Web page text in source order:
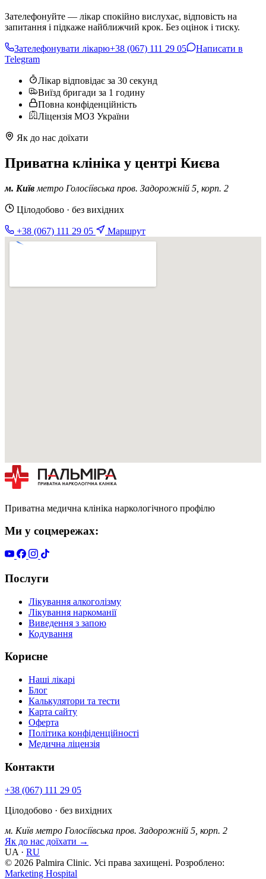
Зателефонуйте — лікар спокійно вислухає, відповість на
запитання і підкаже найближчий крок. Без оцінок і тиску.
Зателефонувати лікарю+38 (067) 111 29 05
Написати в
Telegram
Лікар відповідає за 30 секунд
Виїзд бригади за 1 годину
Повна конфіденційність
Ліцензія МОЗ України
Як до нас доїхати
Приватна клініка у центрі Києва
м. Київ метро Голосіївська пров. Задорожній 5, корп. 2
Цілодобово · без вихідних
+38 (067) 111 29 05 Маршрут
Приватна медична клініка наркологічного профілю
Ми у соцмережах:
Послуги
Лікування алкоголізму
Лікування наркоманії
Виведення з запою
Кодування
Корисне
Наші лікарі
Блог
Калькулятори та тести
Карта сайту
Оферта
Політика конфіденційності
Медична ліцензія
Контакти
+38 (067) 111 29 05
Цілодобово · без вихідних
м. Київ метро Голосіївська пров. Задорожній 5, корп. 2
Як до нас доїхати →
UA · RU
© 2026 Palmira Clinic. Усі права захищені. Розроблено:
Marketing Hospital